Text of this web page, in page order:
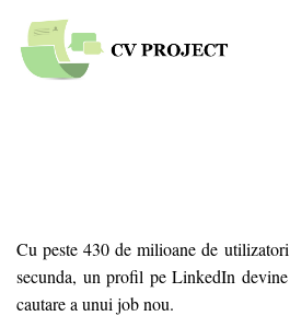
Cu peste 430 de milioane de
secunda, un profil pe LinkedIn
cautare a unui job nou.